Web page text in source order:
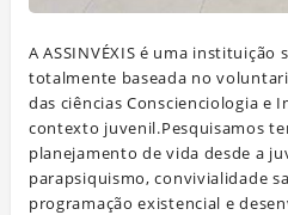
A ASSINVÉXIS é uma instituição
totalmente baseada no
das ciências Conscienciologia e
contexto juvenil.Pesquisamos
planejamento de vida desde a
parapsiquismo, convivialidade
programação existencial e